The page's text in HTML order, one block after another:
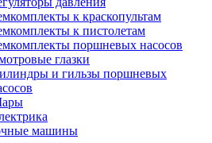
к краскопультам
к пистолетам
поршневых насосов
глазки
и гильзы поршневых
машины